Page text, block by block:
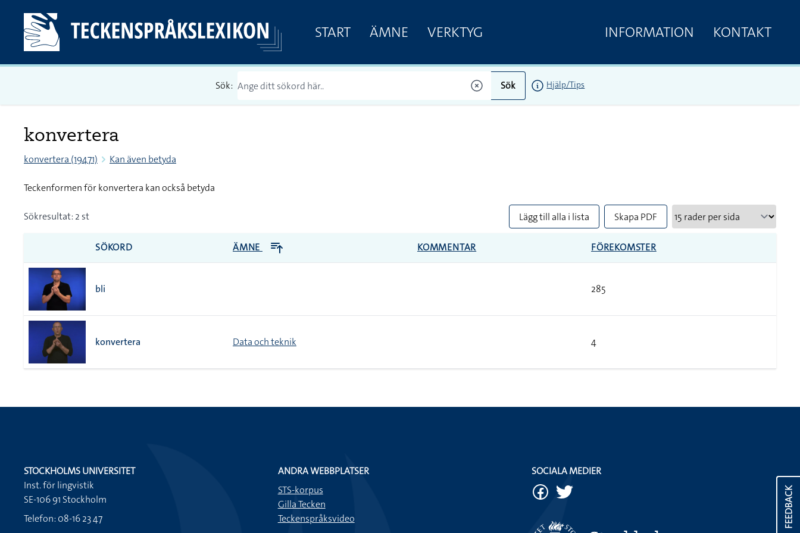
START ÄMNE VERKTYG INFORMATION KONTAKT
Sök: Sök Hjälp/Tips
konvertera
konvertera (19471) Kan även betyda
Teckenformen för konvertera kan också betyda
Sökresultat: 2 st Lägg till alla i lista Skapa PDF
SÖKORD ÄMNE KOMMENTAR FÖREKOMSTER
bli 285
konvertera Data och teknik 4
FEEDBACK
STOCKHOLMS UNIVERSITET
Inst. för lingvistik
SE-106 91 Stockholm
Telefon: 08-16 23 47
ANDRA WEBBPLATSER
STS-korpus
Gilla Tecken
Teckenspråksvideo
SOCIALA MEDIER